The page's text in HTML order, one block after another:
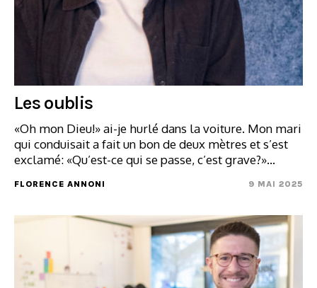
Les oublis
«Oh mon Dieu!» ai-je hurlé dans la voiture. Mon mari
qui conduisait a fait un bon de deux mètres et s’est
exclamé: «Qu’est-ce qui se passe, c’est grave?»…
FLORENCE ANNONI 9 MAI 2025